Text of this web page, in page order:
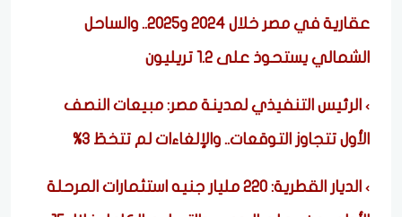
عقارية في مصر خلال 2024 و2025.. والساحل
الشمالي يستحوذ على 1.2 تريليون
الرئيس التنفيذي لمدينة مصر: مبيعات النصف
الأول تتجاوز التوقعات.. والإلغاءات لم تتخطَ 3%
الديار القطرية: 220 مليار جنيه استثمارات المرحلة